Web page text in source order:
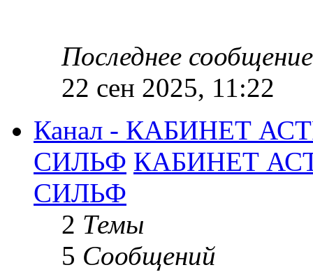
Последнее сообщение
22 сен 2025, 11:22
Канал - КАБИНЕТ
СИЛЬФ КАБИНЕТ
СИЛЬФ
2 Темы
5 Сообщений